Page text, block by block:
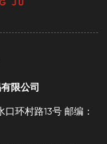
限公司
环村路13号 邮编：